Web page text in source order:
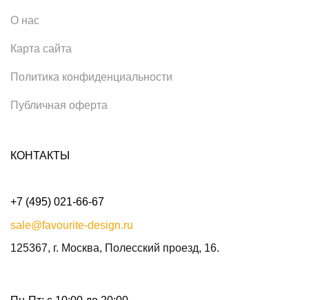
О нас
Карта сайта
Политика конфиденциальности
Публичная оферта
КОНТАКТЫ
+7 (495) 021-66-67
sale@favourite-design.ru
125367, г. Москва, Полесский проезд, 16.